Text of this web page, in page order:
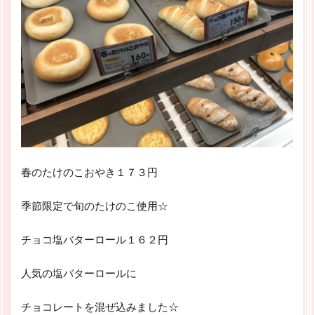
春のたけのこおやき１７３円
季節限定で旬のたけのこ使用☆
チョコ塩バターロール１６２円
人気の塩バターロールに
チョコレートを混ぜ込みました☆